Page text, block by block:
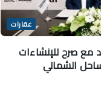
عقارات
مع صرح للإنشاءات
الشمالي